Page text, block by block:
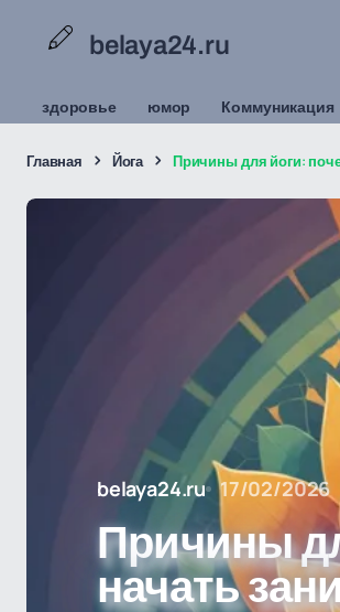
belaya24.ru
здоровье юмор Коммуникация
Главная Йога Причины для йоги:
belaya24.ru 17/02/2026
Причины
начать